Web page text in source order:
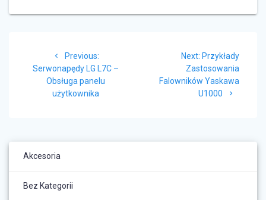
wpisuPrevious:Previous
post:
Serwonapędy LG L7C –
Obsługa panelu
użytkownika
Next: Next
post:
Przykłady
Zastosowania
Falowników Yaskawa
U1000
Akcesoria
Bez Kategorii